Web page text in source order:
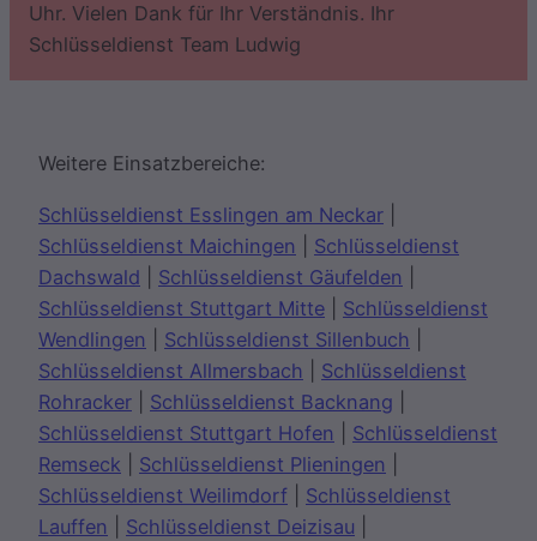
Uhr. Vielen Dank für Ihr Verständnis. Ihr
Schlüsseldienst Team Ludwig
Weitere Einsatzbereiche:
Schlüsseldienst Esslingen am Neckar
Schlüsseldienst Maichingen
Schlüsseldienst
Dachswald
Schlüsseldienst Gäufelden
Schlüsseldienst Stuttgart Mitte
Schlüsseldienst
Wendlingen
Schlüsseldienst Sillenbuch
Schlüsseldienst Allmersbach
Schlüsseldienst
Rohracker
Schlüsseldienst Backnang
Schlüsseldienst Stuttgart Hofen
Schlüsseldienst
Remseck
Schlüsseldienst Plieningen
Schlüsseldienst Weilimdorf
Schlüsseldienst
Lauffen
Schlüsseldienst Deizisau